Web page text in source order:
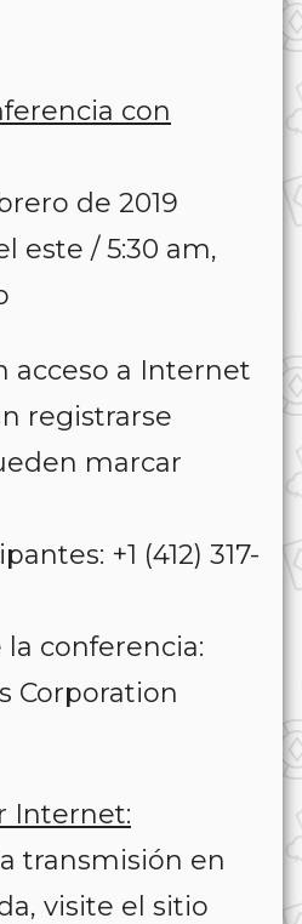
con
de 2019
este / 5:30 am,
acceso a Internet
registrarse
marcar
+1 (412) 317-
conferencia:
Corporation
Internet:
transmisión en
visite el sitio